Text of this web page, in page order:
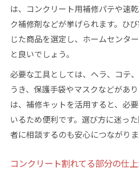
は、コンクリート用補修パテや速
ク補修剤などが挙げられます。ひ
じた商品を選定し、ホームセンタ
と良いでしょう。
必要な工具としては、ヘラ、コテ
うき、保護手袋やマスクなどがあ
は、補修キットを活用すると、必
いるため便利です。選び方に迷っ
者に相談するのも安心につながりま
コンクリート割れてる部分の仕